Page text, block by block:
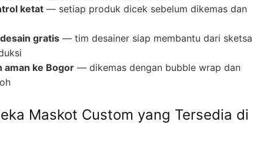
ketat — setiap produk dicek sebelum dikemas dan
gratis — tim desainer siap membantu dari sketsa
aman ke Bogor — dikemas dengan bubble wrap dan
Maskot Custom yang Tersedia di